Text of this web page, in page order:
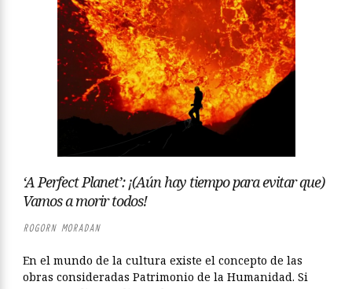
‘A Perfect Planet’: ¡(Aún hay tiempo para evitar que)
Vamos a morir todos!
ROGORN MORADAN
En el mundo de la cultura existe el concepto de las
obras consideradas Patrimonio de la Humanidad. Si